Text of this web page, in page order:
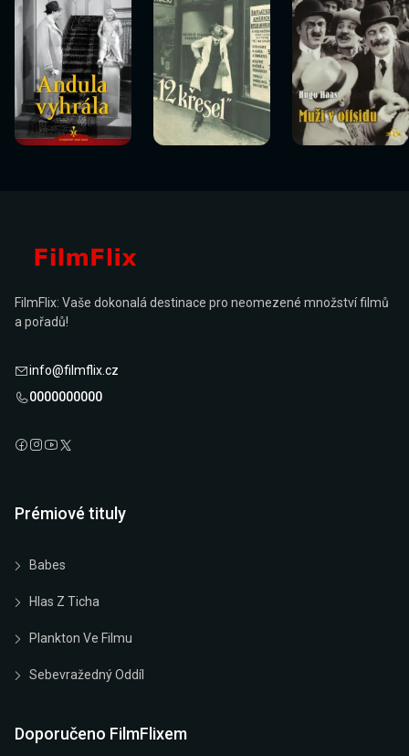
Sledovat
nyní
Sledovat
nyní
Sledovat
nyní
Sledovat
nyní
Sledovat
nyní
Sledovat
FilmFlix: Vaše dokonalá destinace pro neomezené množství filmů
a pořadů!
info@filmflix.cz
0000000000
Prémiové tituly
Babes
Hlas Z Ticha
Plankton Ve Filmu
Sebevražedný Oddíl
Doporučeno FilmFlixem